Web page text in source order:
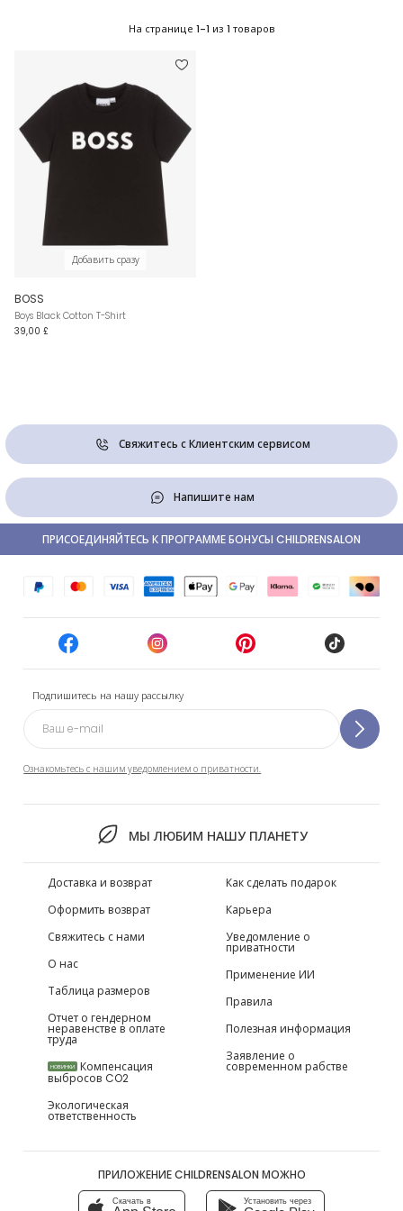
На странице 1-1 из 1 товаров
Добавить сразу
BOSS
Boys Black Cotton T-Shirt
39,00 £
Свяжитесь с Клиентским сервисом
Напишите нам
Подпишитесь на нашу рассылку
Ознакомьтесь с нашим уведомлением о приватности.
МЫ ЛЮБИМ НАШУ ПЛАНЕТУ
ПРИСОЕДИНЯЙТЕСЬ К ПРОГРАММЕ БОНУСЫ CHILDRENSALON
Доставка и возврат
Оформить возврат
Свяжитесь с нами
О нас
Таблица размеров
Отчет о гендерном
неравенстве в оплате
труда
НОВИНКИ Компенсация
выбросов CO2
Экологическая
ответственность
Как сделать подарок
Карьера
Уведомление о
приватности
Применение ИИ
Правила
Полезная информация
Заявление о
современном рабстве
ПРИЛОЖЕНИЕ CHILDRENSALON МОЖНО
Скачать в Установить через